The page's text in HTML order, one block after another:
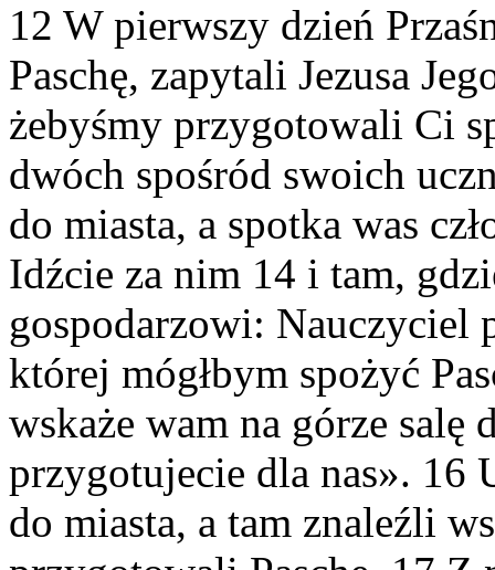
12 W pierwszy dzień
Paschę, zapytali Jezusa
żebyśmy przygotowali Ci
dwóch spośród swoich
do miasta, a spotka was
Idźcie za nim 14 i tam,
gospodarzowi: Nauczyciel
której mógłbym spożyć
wskaże wam na górze salę
przygotujecie dla nas».
do miasta, a tam znaleźli